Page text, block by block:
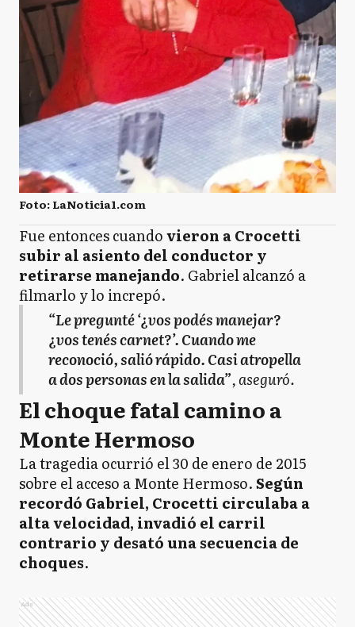
Foto: LaNoticia1.com
Fue entonces cuandovieron a Crocetti
subir al asiento del conductor y
retirarse manejando. Gabriel alcanzó a
filmarlo y lo increpó.
“Le pregunté ‘¿vos podés manejar?
¿vos tenés carnet?’. Cuando me
reconoció, salió rápido. Casi atropella
a dos personas en la salida”, aseguró.
El choque fatal camino a
Monte Hermoso
La tragedia ocurrió el 30 de enero de 2015
sobre el acceso a Monte Hermoso.Según
recordó Gabriel, Crocetti circulaba a
alta velocidad, invadió el carril
contrario y desató una secuencia de
choques.
Ads